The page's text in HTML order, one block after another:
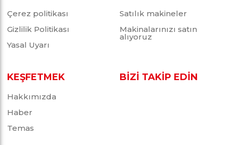
Çerez politikası
Gizlilik Politikası
Yasal Uyarı
Satılık makineler
Makinalarınızı satın
alıyoruz
KEŞFETMEK
Hakkımızda
Haber
Temas
BİZİ TAKİP EDİN